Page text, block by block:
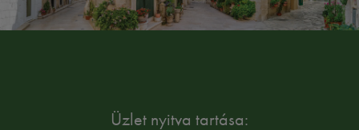
Üzlet nyitva tartása: